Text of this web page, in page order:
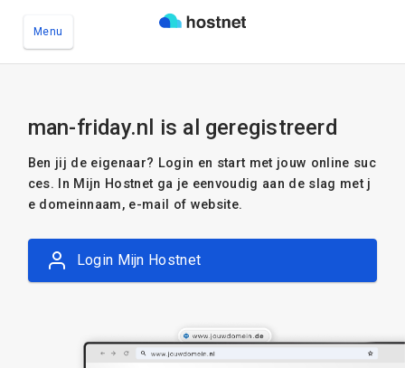
Menu
man-friday.nl is al geregistreerd
Ben jij de eigenaar? Login en start met jouw online suc
ces. In Mijn Hostnet ga je eenvoudig aan de slag met j
e domeinnaam, e-mail of website.
Login Mijn Hostnet